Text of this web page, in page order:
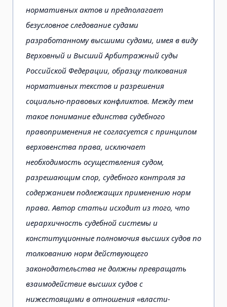
нормативных актов и предполагает
безусловное следование судами
разработанному высшими судами, имея в виду
Верховный и Высший Арбитражный суды
Российской Федерации, образцу толкования
нормативных текстов и разрешения
социально-правовых конфликтов. Между тем
такое понимание единства судебного
правоприменения не согласуется с принципом
верховенства права, исключает
необходимость осуществления судом,
разрешающим спор, судебного контроля за
содержанием подлежащих применению норм
права. Автор статьи исходит из того, что
иерархичность судебной системы и
конституционные полномочия высших судов по
толкованию норм действующего
законодательства не должны превращать
взаимодействие высших судов с
нижестоящими в отношения «власти-